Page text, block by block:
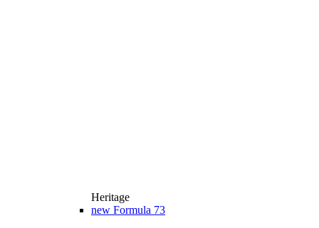
Heritage
new Formula 73